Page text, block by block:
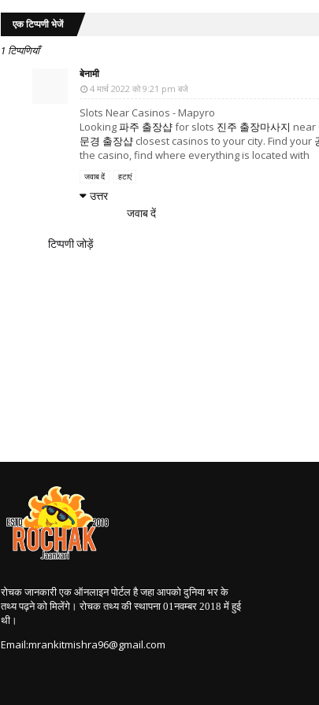
एक टिप्पणी भेजें
1 टिप्पणियाँ
बेनामी
4 मार्च 2022 को 9:21 pm बजे
Slots Near Casinos - Mapyro
Looking파주 출장샵for slots 진주 출장마사지 near
문경 출장샵 closest casinos to your city. Find your
the casino, find where everything is located with
जवाब दें हटाएं
उत्तर
जवाब दें
टिप्पणी जोड़ें
रोचक जानकारी एक ऑनलाइन पोर्टल है जहा आपको दुनिया भर के
तथ्य पढ़ने को मिलेंगे। रोचक तथ्य की स्थापना 01नवम्बर 2018में हुई
थी।
Email:mrankitmishra96@gmail.com